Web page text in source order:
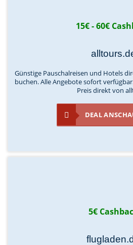
15€ - 60€
Günstige Pauschalreisen und Hotels
buchen. Alle Angebote sofort
Preis direkt von
DEAL
5€